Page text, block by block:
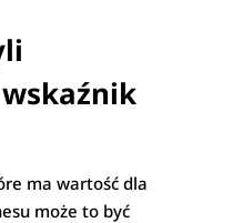
ma wartość dla
może to być